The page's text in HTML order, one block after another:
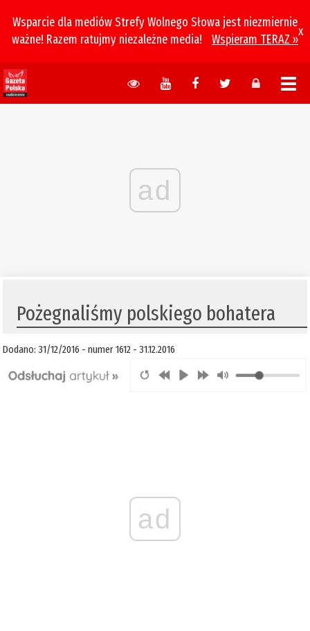
Wsparcie dla mediów Strefy Wolnego Słowa jest niezmiernie
ważne! Razem ratujmy niezależne media!
Wspieram TERAZ »
x
ad
Pożegnaliśmy polskiego bohatera
Dodano: 31/12/2016 - numer 1612 - 31.12.2016
ad